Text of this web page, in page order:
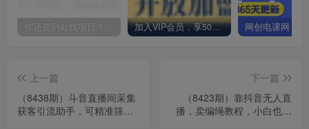
加入VIP会员，享50%的推广提成，免费学习多种网上创业课程，菜鸟秒变大神！
上一篇
（8438期）斗音直播间采集
获客引流助手，可精准筛选
下一篇
（8423期）靠抖音无人直
播，卖编绳教程，小白也能